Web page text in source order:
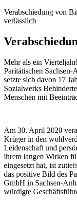
Verabschiedung von
verlässlich
Mehr als ein
Paritätischen
setzte sich davon 17
Sozialwerks
Menschen mit
Am 30. April 2020
Krüger in den
Leidenschaft und
ihrem langen Wirken
eingesetzt hat, ist
das positive Bild des
GmbH in Sachsen-
würdigte